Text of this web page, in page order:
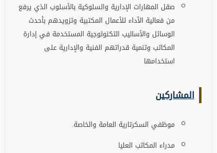
صقل المهارات الإدارية والسلوكية بالأسلوب الذي يرفع
من فعالية الأداء للأعمال المكتبية وتزويدهم بأحدث
الوسائل والأساليب التكنولوجية المستخدمة في إدارة
المكاتب وتنمية قدراتهم الفنية والإدارية على
استخدامها
المشاركين
موظفي السكرتارية العامة والخاصة.
مدراء المكاتب العليا